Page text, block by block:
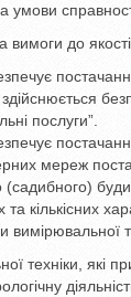
умови
до
послуги”.
мереж
(садибного)
та кількісних
техніки, які